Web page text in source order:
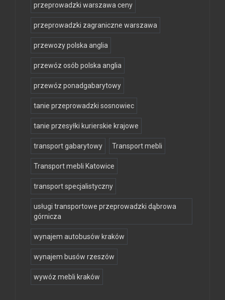
przeprowadzki warszawa ceny
przeprowadzki zagraniczne warszawa
przewozy polska anglia
przewóz osób polska anglia
przewóz ponadgabarytowy
tanie przeprowadzki sosnowiec
tanie przesyłki kurierskie krajowe
transport gabarytowy Transport mebli
Transport mebli Katowice
transport specjalistyczny
usługi transportowe przeprowadzki dąbrowa
górnicza
wynajem autobusów kraków
wynajem busów rzeszów
wywóz mebli kraków